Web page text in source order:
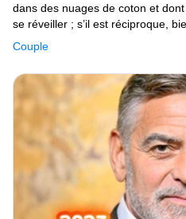
Couple
dans des nuages de coton et
se réveiller ; s’il est réciproque,
éphémères, des amours
et puis il y a ceux qui font fi du
et que rien ne peut arrêter.